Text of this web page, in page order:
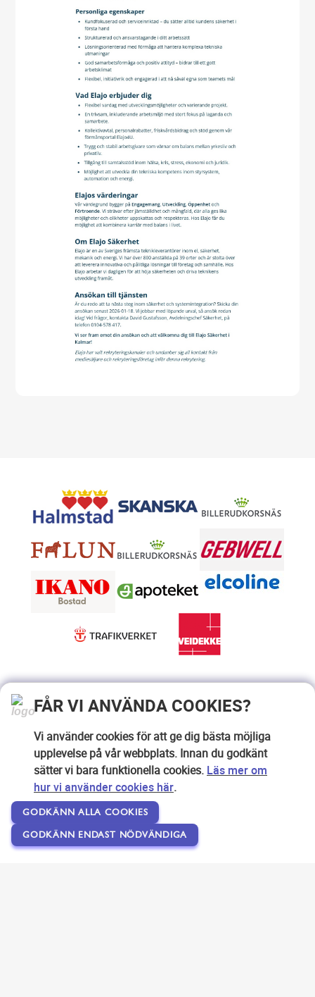
FÅR VI ANVÄNDA COOKIES?
Vi använder cookies för att ge dig bästa möjliga
upplevelse på vår webbplats. Innan du godkänt
sätter vi bara funktionella cookies. Läs mer om
hur vi använder cookies här.
GODKÄNN ALLA COOKIES
GODKÄNN ENDAST NÖDVÄNDIGA